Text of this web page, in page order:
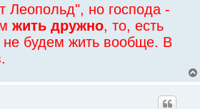
Леопольд", но господа -
жить дружно, то, есть
не будем жить вообще. В